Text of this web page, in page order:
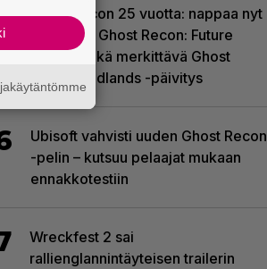
Ghost Recon 25 vuotta: nappaa nyt
ilmaiseksi Ghost Recon: Future
Soldier sekä merkittävä Ghost
Recon Wildlands -päivitys
Ubisoft vahvisti uuden Ghost Recon
-pelin – kutsuu pelaajat mukaan
ennakkotestiin
Wreckfest 2 sai
rallienglannintäyteisen trailerin